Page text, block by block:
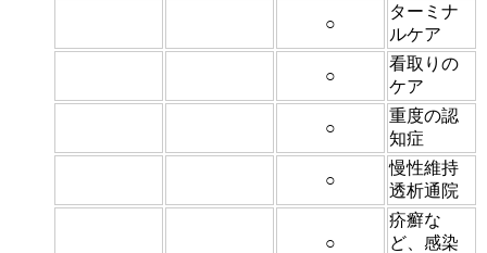
○
ターミナ
ルケア
○
看取りの
ケア
○
重度の認
知症
○
慢性維持
透析通院
○
疥癬な
ど、感染